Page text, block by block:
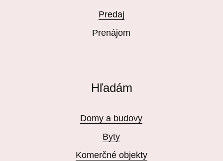
Predaj
Prenájom
Hľadám
Domy a budovy
Byty
Komerčné objekty